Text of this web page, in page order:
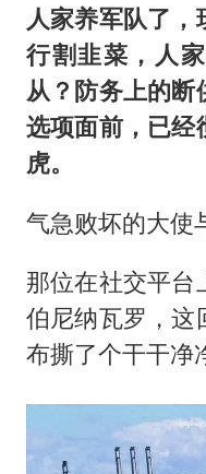
人家养军队了
行割韭菜，人
从？防务上的断
选项面前，已经
虎。
气急败坏的大使
那位在社交平台
伯尼纳瓦罗，这
布撕了个干干净